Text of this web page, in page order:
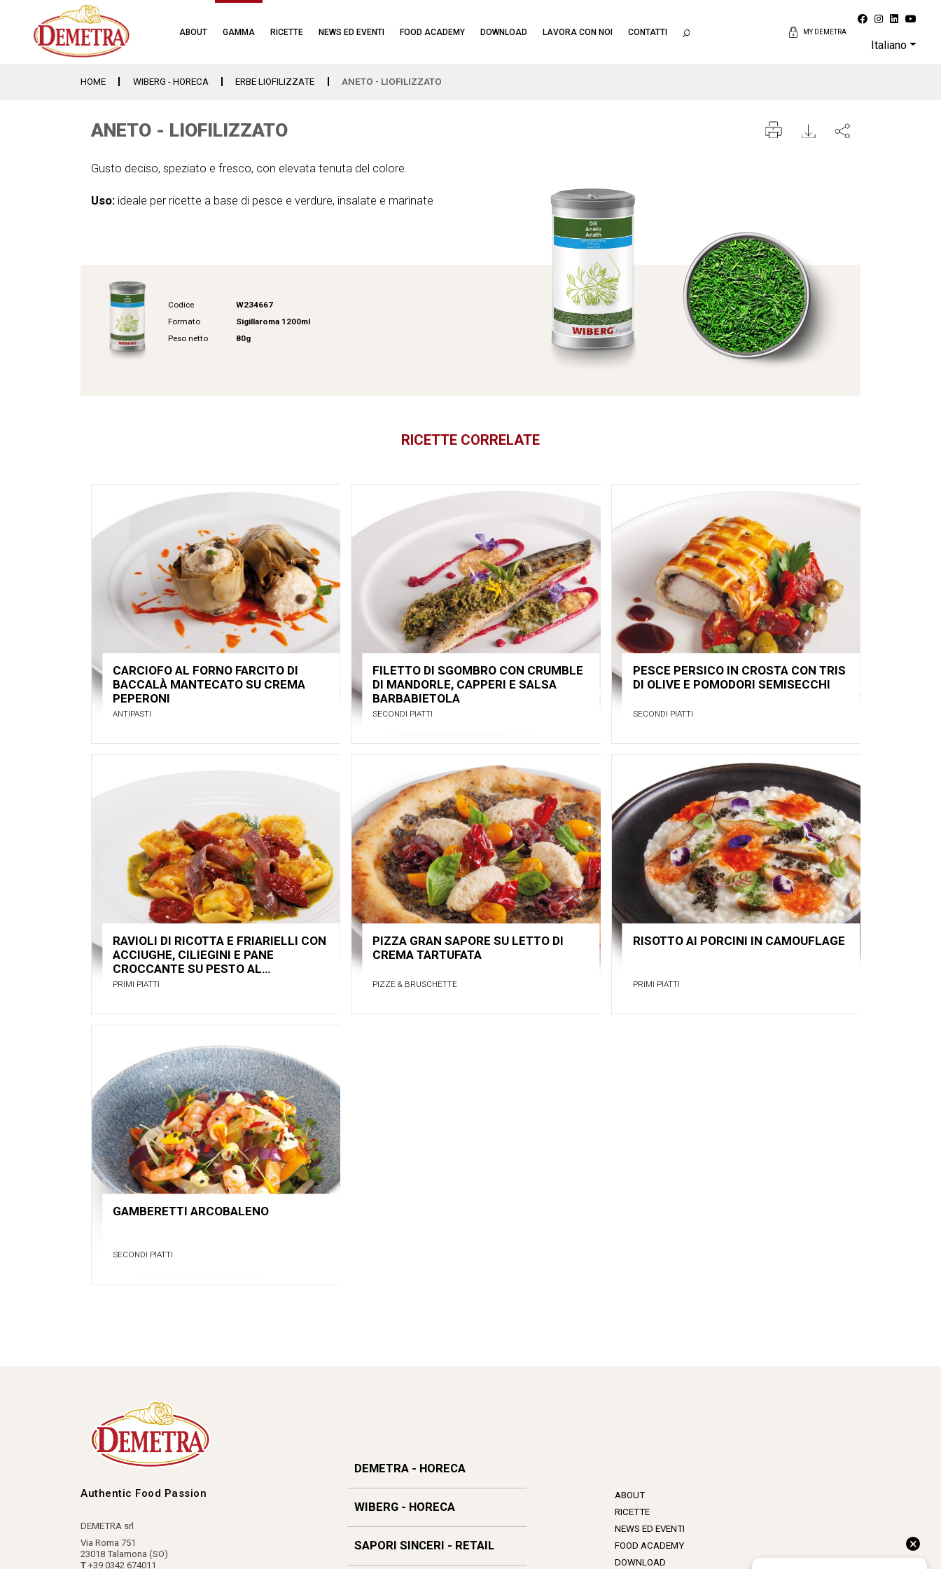
ABOUT GAMMA RICETTE NEWS ED EVENTI FOOD ACADEMY DOWNLOAD LAVORA CON NOI CONTATTI MY DEMETRA
Italiano
HOME WIBERG - HORECA ERBE LIOFILIZZATE ANETO - LIOFILIZZATO
ANETO - LIOFILIZZATO
Gusto deciso, speziato e fresco, con elevata tenuta del colore.
Uso: ideale per ricette a base di pesce e verdure, insalate e marinate
Codice
W234667
Formato
Sigillaroma 1200ml
Peso netto
80g
RICETTE CORRELATE
CARCIOFO AL FORNO FARCITO DI
BACCALÀ MANTECATO SU CREMA
PEPERONI
ANTIPASTI
FILETTO DI SGOMBRO CON CRUMBLE
DI MANDORLE, CAPPERI E SALSA
BARBABIETOLA
SECONDI PIATTI
PESCE PERSICO IN CROSTA CON TRIS
DI OLIVE E POMODORI SEMISECCHI
SECONDI PIATTI
RAVIOLI DI RICOTTA E FRIARIELLI CON
ACCIUGHE, CILIEGINI E PANE
CROCCANTE SU PESTO AL
PISTACCHIO
PRIMI PIATTI
PIZZA GRAN SAPORE SU LETTO DI
CREMA TARTUFATA
PIZZE & BRUSCHETTE
RISOTTO AI PORCINI IN CAMOUFLAGE
PRIMI PIATTI
GAMBERETTI ARCOBALENO
SECONDI PIATTI
Authentic Food Passion
DEMETRA srl
Via Roma 751
23018 Talamona (SO)
T +39 0342 674011
DEMETRA - HORECA
WIBERG - HORECA
SAPORI SINCERI - RETAIL
ABOUT
RICETTE
NEWS ED EVENTI
FOOD ACADEMY
DOWNLOAD
×